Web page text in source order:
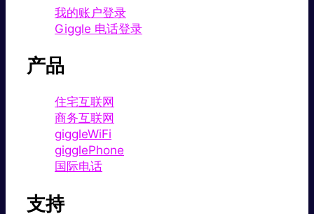
我的账户登录
Giggle 电话登录
产品
住宅互联网
商务互联网
giggleWiFi
gigglePhone
国际电话
支持